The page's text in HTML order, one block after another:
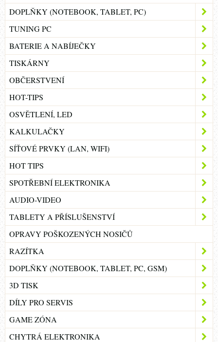
DOPLŇKY (NOTEBOOK, TABLET, PC)
TUNING PC
BATERIE A NABÍJEČKY
TISKÁRNY
OBČERSTVENÍ
HOT-TIPS
OSVĚTLENÍ, LED
KALKULAČKY
SÍŤOVÉ PRVKY (LAN, WIFI)
HOT TIPS
SPOTŘEBNÍ ELEKTRONIKA
AUDIO-VIDEO
TABLETY A PŘÍSLUŠENSTVÍ
OPRAVY POŠKOZENÝCH NOSIČŮ
RAZÍTKA
DOPLŇKY (NOTEBOOK, TABLET, PC, GSM)
3D TISK
DÍLY PRO SERVIS
GAME ZÓNA
CHYTRÁ ELEKTRONIKA